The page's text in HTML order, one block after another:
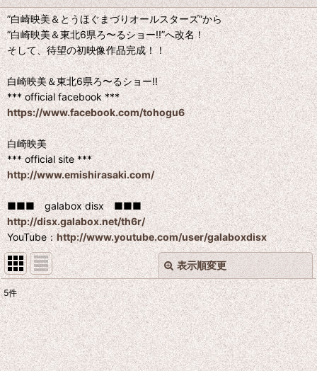
”白崎映美＆とうほぐまづりオールスターズ”から
”白崎映美＆東北6県ろ〜るショー!!”へ改名！
そして、待望の初映像作品完成！！
白崎映美＆東北6県ろ〜るショー!!
*** official facebook ***
https://www.facebook.com/tohogu6
白崎映美
*** official site ***
http://www.emishirasaki.com/
■■■ galabox disx ■■■
http://disx.galabox.net/th6r/
YouTube：http://www.youtube.com/user/galaboxdisx
表示順変更
表示数:
並び順:
閉じる
5件